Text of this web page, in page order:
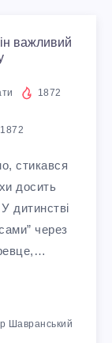
важливий
1872
1872
стикався
досить
дитинстві
через
Шавранський